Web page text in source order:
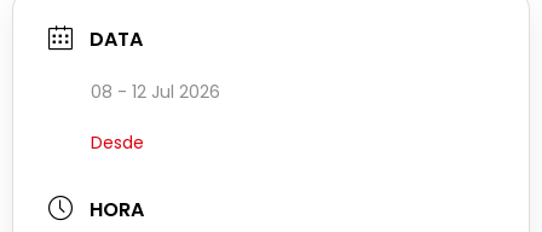
DATA
08 - 12 Jul 2026
Desde
HORA